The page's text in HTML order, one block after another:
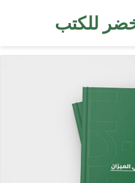
للكتب